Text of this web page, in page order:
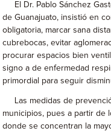
El Dr. Pablo Sánchez
de Guanajuato, insistió en
obligatoria, marcar sana
cubrebocas, evitar
procurar espacios bien
signo a de enfermedad
primordial para seguir
Las medidas de
municipios, pues a partir de
donde se concentran la